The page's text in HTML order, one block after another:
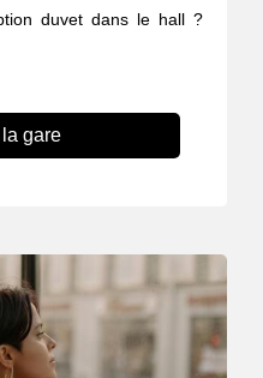
duvet dans le hall ?
gare